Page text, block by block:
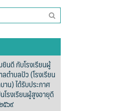
นดี กับโรงเรียนผู้
ตำบลปัว (โรงเรียน
าน) ได้รับประกาศ
โรงเรียนผู้สูงอายุดี
๕๖๙